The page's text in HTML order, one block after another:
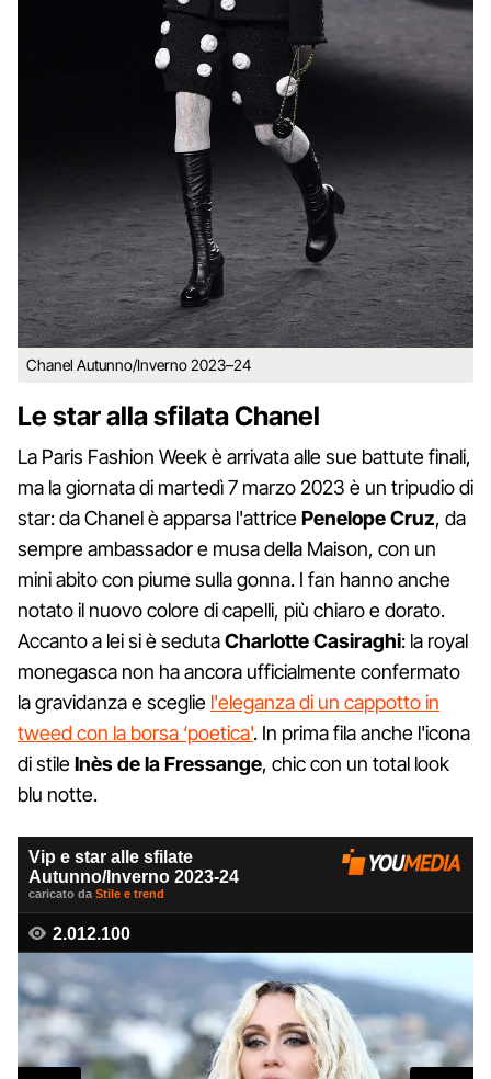
Chanel Autunno/Inverno 2023–24
Le star alla sfilata Chanel
La Paris Fashion Week è arrivata alle sue battute finali,
ma la giornata di martedì 7 marzo 2023 è un tripudio di
star: da Chanel è apparsa l'attricePenelope Cruz, da
sempre ambassador e musa della Maison, con un
mini abito con piume sulla gonna. I fan hanno anche
notato il nuovo colore di capelli, più chiaro e dorato.
Accanto a lei si è sedutaCharlotte Casiraghi: la royal
monegasca non ha ancora ufficialmente confermato
la gravidanza e sceglie l'eleganza di un cappotto in
tweed con la borsa ‘poetica'. In prima fila anche l'icona
di stileInès de la Fressange, chic con un total look
blu notte.